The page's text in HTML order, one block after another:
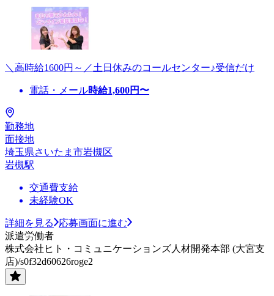
＼高時給1600円～／土日休みのコールセンター♪受信だけ
電話・メール時給1,600円〜
勤務地
面接地
埼玉県さいたま市岩槻区
岩槻駅
交通費支給
未経験OK
詳細を見る
応募画面に進む
派遣労働者
株式会社ヒト・コミュニケーションズ人材開発本部 (大宮支
店)/s0f32d60626roge2